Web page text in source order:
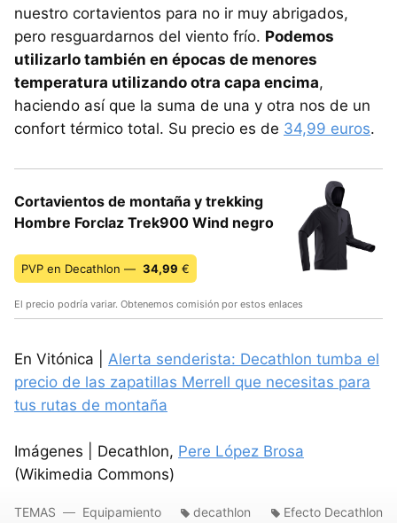
nuestro cortavientos para no ir muy abrigados,
pero resguardarnos del viento frío. Podemos
utilizarlo también en épocas de menores
temperatura utilizando otra capa encima,
haciendo así que la suma de una y otra nos de un
confort térmico total. Su precio es de 34,99 euros.
Cortavientos de montaña y trekking
Hombre Forclaz Trek900 Wind negro
PVP en Decathlon — 34,99 €
El precio podría variar. Obtenemos comisión por estos enlaces
En Vitónica | Alerta senderista: Decathlon tumba el
precio de las zapatillas Merrell que necesitas para
tus rutas de montaña
Imágenes | Decathlon, Pere López Brosa
(Wikimedia Commons)
TEMAS Equipamiento decathlon Efecto Decathlon